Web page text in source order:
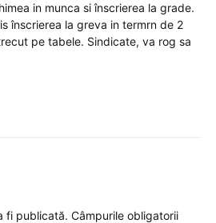
in munca si înscrierea la grade.
înscrierea la greva in termrn de 2
pe tabele. Sindicate, va rog sa
fi publicată. Câmpurile obligatorii